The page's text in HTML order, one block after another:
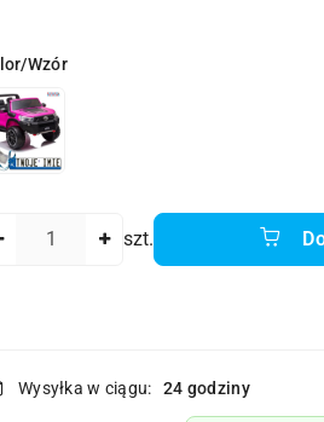
Wzór
szt.
Wysyłka w ciągu: 24 godziny